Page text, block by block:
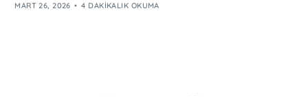
MART 26, 2026 4 DAKIKALIK OKUMA